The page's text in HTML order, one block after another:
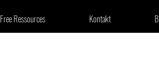
Free Ressources Kontakt